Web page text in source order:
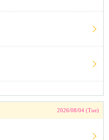
2026/08/04 (Tue)